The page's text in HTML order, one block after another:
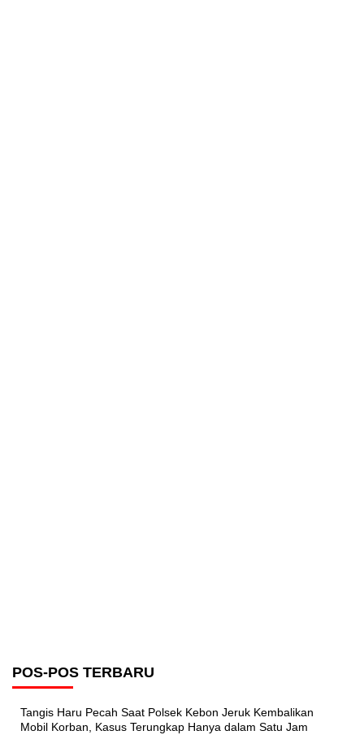
POS-POS TERBARU
Tangis Haru Pecah Saat Polsek Kebon Jeruk Kembalikan
Mobil Korban, Kasus Terungkap Hanya dalam Satu Jam